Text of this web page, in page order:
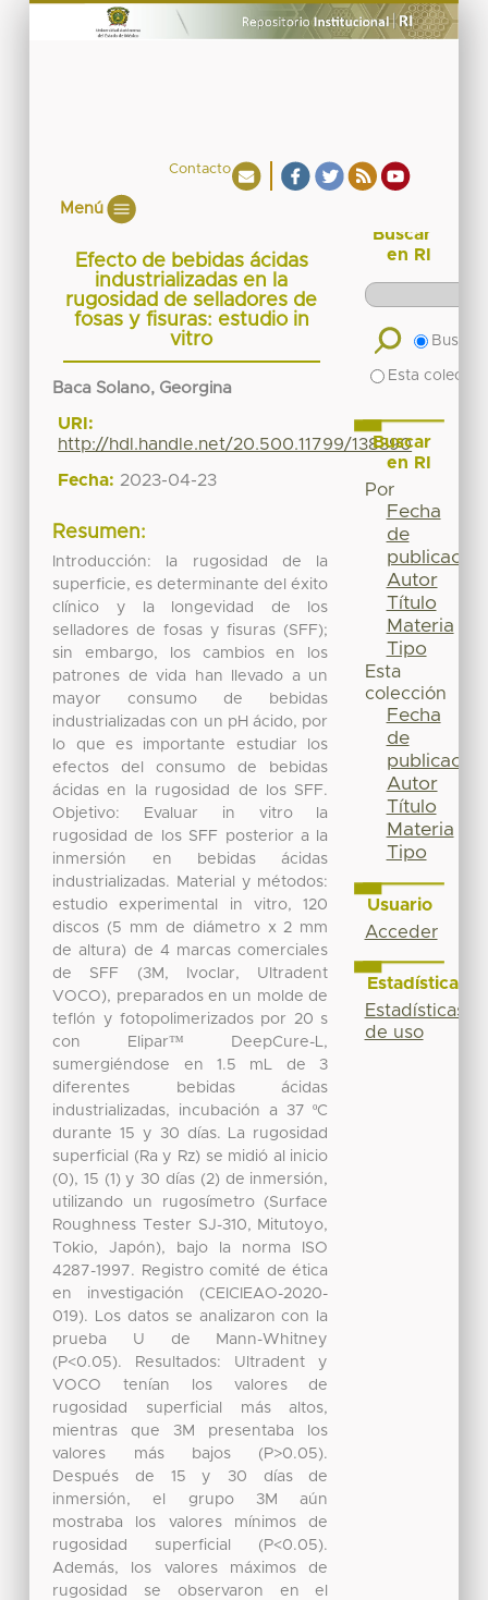
Contacto
Menú
Efecto de bebidas ácidas
industrializadas en la
rugosidad de selladores de
fosas y fisuras: estudio in
vitro
Baca Solano, Georgina
URI:
http://hdl.handle.net/20.500.11799/138390
Fecha: 2023-04-23
Resumen:
Introducción: la rugosidad de la
superficie, es determinante del éxito
clínico y la longevidad de los
selladores de fosas y fisuras (SFF);
sin embargo, los cambios en los
patrones de vida han llevado a un
mayor consumo de bebidas
industrializadas con un pH ácido, por
lo que es importante estudiar los
efectos del consumo de bebidas
ácidas en la rugosidad de los SFF.
Objetivo: Evaluar in vitro la
rugosidad de los SFF posterior a la
inmersión en bebidas ácidas
industrializadas. Material y métodos:
estudio experimental in vitro, 120
discos (5 mm de diámetro x 2 mm
de altura) de 4 marcas comerciales
de SFF (3M, Ivoclar, Ultradent
VOCO), preparados en un molde de
teflón y fotopolimerizados por 20 s
con Elipar™ DeepCure-L,
sumergiéndose en 1.5 mL de 3
diferentes bebidas ácidas
industrializadas, incubación a 37 ºC
durante 15 y 30 días. La rugosidad
superficial (Ra y Rz) se midió al inicio
(0), 15 (1) y 30 días (2) de inmersión,
utilizando un rugosímetro (Surface
Roughness Tester SJ-310, Mitutoyo,
Tokio, Japón), bajo la norma ISO
4287-1997. Registro comité de ética
en investigación (CEICIEAO-2020-
019). Los datos se analizaron con la
prueba U de Mann-Whitney
(P<0.05). Resultados: Ultradent y
VOCO tenían los valores de
rugosidad superficial más altos,
mientras que 3M presentaba los
valores más bajos (P>0.05).
Después de 15 y 30 días de
inmersión, el grupo 3M aún
mostraba los valores mínimos de
rugosidad superficial (P<0.05).
Además, los valores máximos de
rugosidad se observaron en el
Buscar
en RI
Buscar
Esta
Buscar
en RI
Por
Fecha
de
publicación
Autor
Título
Materia
Tipo
Esta
colección
Fecha
de
publicación
Autor
Título
Materia
Tipo
Usuario
Acceder
Estadísticas
Estadísticas
de uso